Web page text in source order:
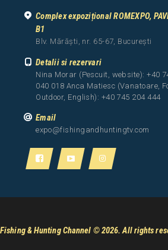
Complex expozițional ROMEXPO,
B1
Blv. Mărăști, nr. 65-67, București
Detalii si rezervari
Nina Morar (Pescuit, website): +40
040 018 Anca Matiesc (Vanatoare,
Outdoor, English): +40 745 204 444
Email
expo@fishingandhuntingtv.com
Fishing & Hunting Channel © 2026. All rights